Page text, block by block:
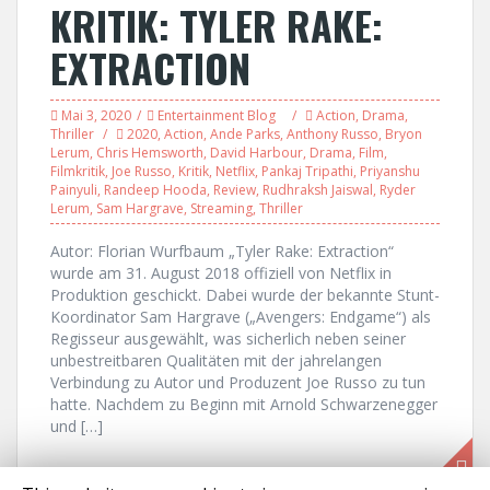
KRITIK: TYLER RAKE:
EXTRACTION
Mai 3, 2020 Entertainment Blog Action, Drama,
Thriller
2020, Action, Ande Parks, Anthony Russo, Bryon
Lerum, Chris Hemsworth, David Harbour, Drama, Film,
Filmkritik, Joe Russo, Kritik, Netflix, Pankaj Tripathi, Priyanshu
Painyuli, Randeep Hooda, Review, Rudhraksh Jaiswal, Ryder
Lerum, Sam Hargrave, Streaming, Thriller
Autor: Florian Wurfbaum „Tyler Rake: Extraction“
wurde am 31. August 2018 offiziell von Netflix in
Produktion geschickt. Dabei wurde der bekannte Stunt-
Koordinator Sam Hargrave („Avengers: Endgame“) als
Regisseur ausgewählt, was sicherlich neben seiner
unbestreitbaren Qualitäten mit der jahrelangen
Verbindung zu Autor und Produzent Joe Russo zu tun
hatte. Nachdem zu Beginn mit Arnold Schwarzenegger
und […]